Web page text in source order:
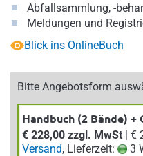
Abfallsammlung, -
Meldungen und
Blick ins OnlineBuch
Bitte Angebotsform
Handbuch (2 Bände) +
€ 228,00 zzgl. MwSt
|
Versand, Lieferzeit: 3